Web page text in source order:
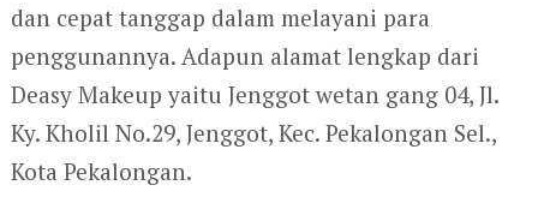
dan cepat tanggap dalam melayani para
penggunannya. Adapun alamat lengkap dari
Deasy Makeup yaitu Jenggot wetan gang 04, Jl.
Ky. Kholil No.29, Jenggot, Kec. Pekalongan Sel.,
Kota Pekalongan.